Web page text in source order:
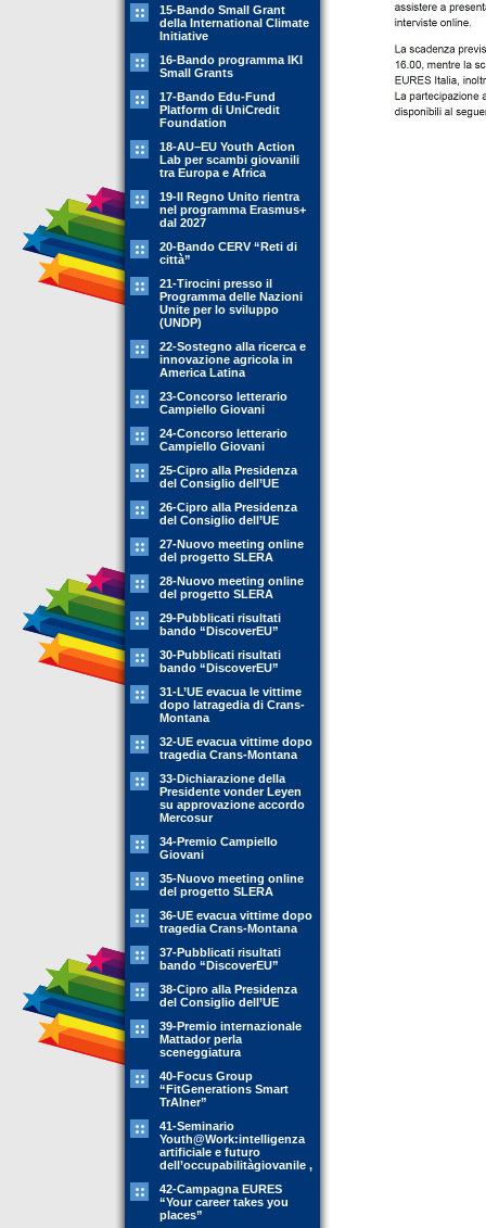
15-Bando Small Grant
della International Climate
Initiative
16-Bando programma IKI
Small Grants
17-Bando Edu-Fund
Platform di UniCredit
Foundation
18-AU–EU Youth Action
Lab per scambi giovanili
tra Europa e Africa
19-Il Regno Unito rientra
nel programma Erasmus+
dal 2027
20-Bando CERV “Reti di
città”
21-Tirocini presso il
Programma delle Nazioni
Unite per lo sviluppo
(UNDP)
22-Sostegno alla ricerca e
innovazione agricola in
America Latina
23-Concorso letterario
Campiello Giovani
24-Concorso letterario
Campiello Giovani
25-Cipro alla Presidenza
del Consiglio dell’UE
26-Cipro alla Presidenza
del Consiglio dell’UE
27-Nuovo meeting online
del progetto SLERA
28-Nuovo meeting online
del progetto SLERA
29-Pubblicati risultati
bando “DiscoverEU”
30-Pubblicati risultati
bando “DiscoverEU”
31-L’UE evacua le vittime
dopo latragedia di Crans-
Montana
32-UE evacua vittime dopo
tragedia Crans-Montana
33-Dichiarazione della
Presidente vonder Leyen
su approvazione accordo
Mercosur
34-Premio Campiello
Giovani
35-Nuovo meeting online
del progetto SLERA
36-UE evacua vittime dopo
tragedia Crans-Montana
37-Pubblicati risultati
bando “DiscoverEU”
38-Cipro alla Presidenza
del Consiglio dell’UE
39-Premio internazionale
Mattador perla
sceneggiatura
40-Focus Group
“FitGenerations Smart
TrAIner”
41-Seminario
Youth@Work:intelligenza
artificiale e futuro
dell’occupabilitàgiovanile ,
42-Campagna EURES
“Your career takes you
places”